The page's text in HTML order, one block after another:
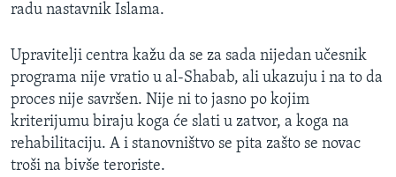
radu nastavnik Islama.
Upravitelji centra kažu da se za sada nijedan učesnik
programa nije vratio u al-Shabab, ali ukazuju i na to da
proces nije savršen. Nije ni to jasno po kojim
kriterijumu biraju koga će slati u zatvor, a koga na
rehabilitaciju. A i stanovništvo se pita zašto se novac
troši na bivše teroriste.